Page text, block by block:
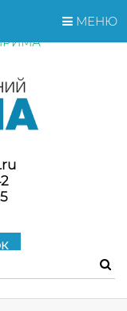
МЕНЮ
И СРОКИ
У МЕНЕДЖЕРОВ